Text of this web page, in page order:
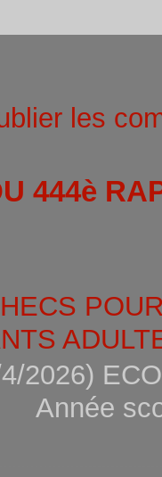
les
444è
2026)
Année